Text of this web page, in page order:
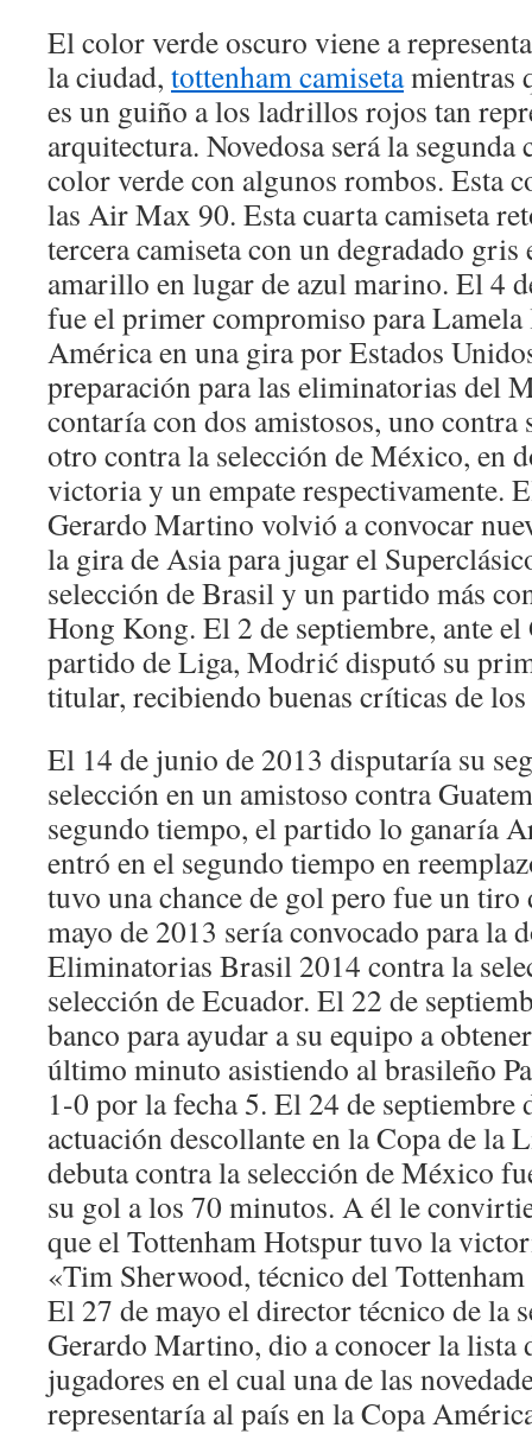
El color verde oscuro viene a
la ciudad, tottenham camisetamientras
es un guiño a los ladrillos rojos tan
arquitectura. Novedosa será la segunda
color verde con algunos rombos. Esta
las Air Max 90. Esta cuarta camiseta
tercera camiseta con un degradado
amarillo en lugar de azul marino. El 4
fue el primer compromiso para Lamela
América en una gira por Estados
preparación para las eliminatorias del
contaría con dos amistosos, uno
otro contra la selección de México, en
victoria y un empate respectivamente.
Gerardo Martino volvió a convocar
la gira de Asia para jugar el
selección de Brasil y un partido más
Hong Kong. El 2 de septiembre, ante el
partido de Liga, Modrić disputó su
titular, recibiendo buenas críticas de
El 14 de junio de 2013 disputaría su
selección en un amistoso contra
segundo tiempo, el partido lo ganaría
entró en el segundo tiempo en
tuvo una chance de gol pero fue un tiro
mayo de 2013 sería convocado para la
Eliminatorias Brasil 2014 contra la
selección de Ecuador. El 22 de
banco para ayudar a su equipo a
último minuto asistiendo al brasileño
1-0 por la fecha 5. El 24 de septiembre
actuación descollante en la Copa de la
debuta contra la selección de México
su gol a los 70 minutos. A él le
que el Tottenham Hotspur tuvo la
«Tim Sherwood, técnico del
El 27 de mayo el director técnico de la
Gerardo Martino, dio a conocer la lista
jugadores en el cual una de las
representaría al país en la Copa